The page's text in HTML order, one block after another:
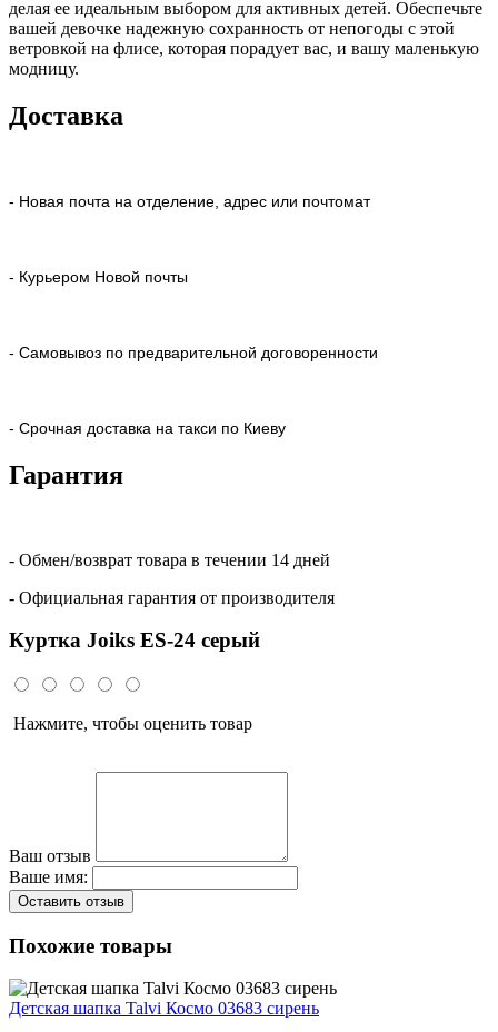
делая ее идеальным выбором для активных детей. Обеспечьте
вашей девочке надежную сохранность от непогоды с этой
ветровкой на флисе, которая порадует вас, и вашу маленькую
модницу.
Доставка
- Новая почта на отделение, адрес или почтомат
- Курьером Новой почты
- Самовывоз по предварительной договоренности
- Срочная доставка на такси по Киеву
Гарантия
- Обмен/возврат товара в течении 14 дней
- Официальная гарантия от производителя
Куртка Joiks ES-24 серый
Нажмите, чтобы оценить товар
Ваш отзыв
Ваше имя:
Оставить отзыв
Похожие товары
Детская шапка Talvi Космо 03683 сирень